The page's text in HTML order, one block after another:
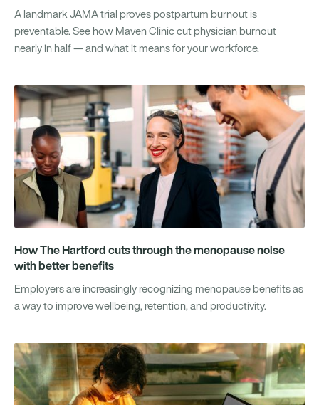
A landmark JAMA trial proves postpartum burnout is
preventable. See how Maven Clinic cut physician burnout
nearly in half — and what it means for your workforce.
How The Hartford cuts through the menopause noise
with better benefits
Employers are increasingly recognizing menopause benefits as
a way to improve wellbeing, retention, and productivity.